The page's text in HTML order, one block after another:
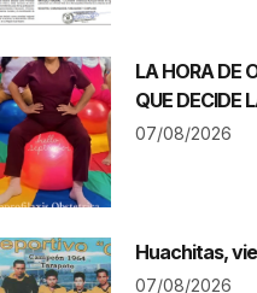
LA HORA DE
QUE DECIDE
07/08/2026
Huachitas,
07/08/2026